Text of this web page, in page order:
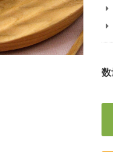
数